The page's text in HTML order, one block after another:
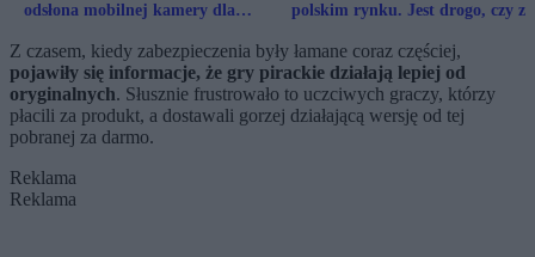
odsłona mobilnej kamery dla
polskim rynku. Jest drogo, czy za
Z czasem, kiedy zabezpieczenia były łamane coraz częściej,
pojawiły się informacje, że gry pirackie działają lepiej od
oryginalnych. Słusznie frustrowało to uczciwych graczy, którzy
płacili za produkt, a dostawali gorzej działającą wersję od tej
pobranej za darmo.
Reklama
Reklama